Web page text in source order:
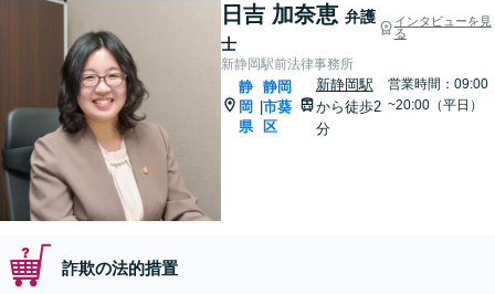
日吉 加奈恵 弁護
士
インタビューを見
る
新静岡駅前法律事務所
静
岡
県
静岡
市葵
区
新静岡駅
から徒歩2
分
営業時間：09:00
~20:00（平日）
詐欺の法的措置